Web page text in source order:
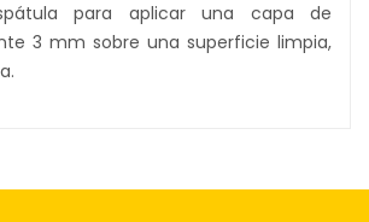
para aplicar una capa de
3 mm sobre una superficie limpia,